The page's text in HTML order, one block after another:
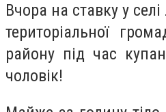
Вчора на ставку у
територіальної
району під час
чоловік!